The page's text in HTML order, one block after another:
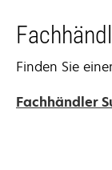
Finden Sie
Fachhändler